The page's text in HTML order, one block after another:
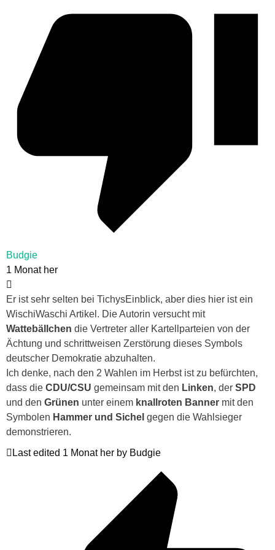
Budgie
1 Monat her
Er ist sehr selten bei TichysEinblick, aber dies hier ist ein
WischiWaschi Artikel. Die Autorin versucht mit
Wattebällchen die Vertreter aller Kartellparteien von der
Ächtung und schrittweisen Zerstörung dieses Symbols
deutscher Demokratie abzuhalten.
Ich denke, nach den 2 Wahlen im Herbst ist zu befürchten,
dass die CDU/CSU gemeinsam mit den Linken, der SPD
und den Grünen unter einem knallroten Banner mit den
Symbolen Hammer und Sichel gegen die Wahlsieger
demonstrieren.
Last edited 1 Monat her by Budgie